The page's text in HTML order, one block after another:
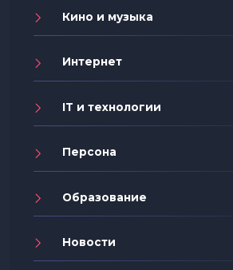
Кино и музыка
Интернет
IT и технологии
Персона
Образование
Новости